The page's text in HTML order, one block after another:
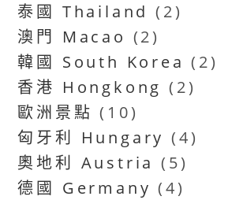
泰國 Thailand (2)
澳門 Macao (2)
韓國 South Korea (2)
香港 Hongkong (2)
歐洲景點 (10)
匈牙利 Hungary (4)
奧地利 Austria (5)
德國 Germany (4)